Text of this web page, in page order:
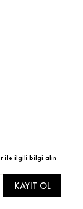
ile ilgili bilgi alın
KAYIT OL